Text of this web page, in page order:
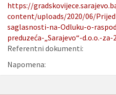
https://
content/uploads/2020/06/
saglasnosti-na-Odluku-o-
preduzeća-„Sarajevo“-d.o.o.-
Referentni dokumenti:
Napomena: